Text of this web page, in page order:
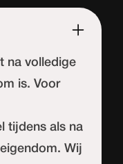
na volledige
is. Voor
tijdens als na
Wij